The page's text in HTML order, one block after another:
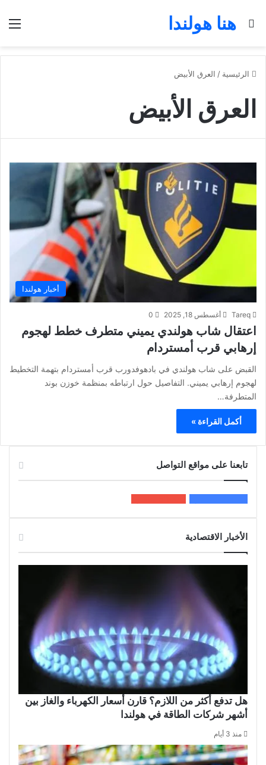
هنا هولندا
بحث عن
الرئيسية / العرق الأبيض
العرق الأبيض
أخبار هولندا
Tareq أغسطس 18, 2025 0
اعتقال شاب هولندي يميني متطرف خطط لهجوم
إرهابي قرب أمستردام
القبض على شاب هولندي في بادهوفدورب قرب أمستردام بتهمة التخطيط
لهجوم إرهابي يميني. التفاصيل حول ارتباطه بمنظمة خوزن بوند
المتطرفة…
أكمل القراءة »
تابعنا على مواقع التواصل
الأخبار الاقتصادية
هل تدفع أكثر من اللازم؟ قارن أسعار الكهرباء والغاز بين
أشهر شركات الطاقة في هولندا
منذ 3 أيام